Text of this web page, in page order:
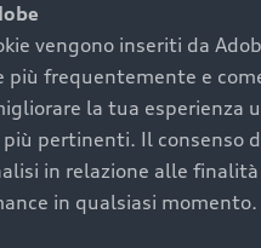
Audi
di guidare un’Audi
Services possiamo fornirti
Audi Value ti
finanziamento, tutta la
o restituirla.
vengono inseriti da
più frequentemente e
la tua esperienza
pertinenti. Il consenso
in relazione alle
in qualsiasi